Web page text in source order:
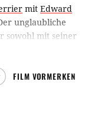
mit Edward
unglaubliche
sowohl mit seiner
eines
FILM VORMERKEN